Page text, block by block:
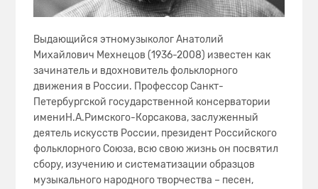
Выдающийся этномузыколог Анатолий
Михайлович Мехнецов (1936-2008) известен как
зачинатель и вдохновитель фольклорного
движения в России. Профессор Санкт-
Петербургской государственной консерватории
имениН.А.Римского-Корсакова, заслуженный
деятель искусств России, президент Российского
фольклорного Союза, всю свою жизнь он посвятил
сбору, изучению и систематизации образцов
музыкального народного творчества – песен,